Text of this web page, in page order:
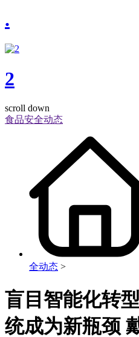
.
2
scroll down
食品安全动态
全动态 >
盲目智能化转
统成为新瓶颈